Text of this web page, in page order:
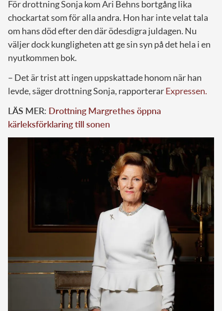
För drottning Sonja kom Ari Behns bortgång lika
chockartat som för alla andra. Hon har inte velat tala
om hans död efter den där ödesdigra juldagen. Nu
väljer dock kungligheten att ge sin syn på det hela i en
nyutkommen bok.
– Det är trist att ingen uppskattade honom när han
levde, säger drottning Sonja, rapporterarExpressen.
LÄS MER: Drottning Margrethes öppna
kärleksförklaring till sonen